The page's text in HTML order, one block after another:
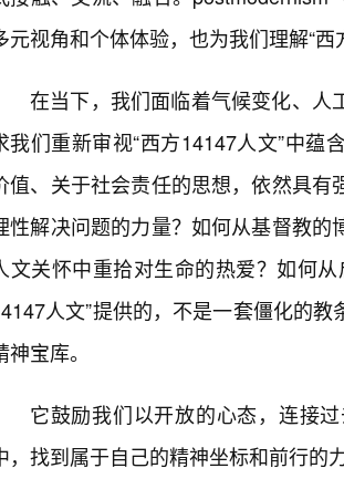
元视角和个体体验，也为我们理解“
在当下，我们面临着气候变化、人
我们重新审视“西方14147人文”中
值、关于社会责任的思想，依然具
性解决问题的力量？如何从基督教
文关怀中重拾对生命的热爱？如何
人文”提供的，不是一套僵化的
神宝库。
它鼓励我们以开放的心态，连接
，找到属于自己的精神坐标和前行的